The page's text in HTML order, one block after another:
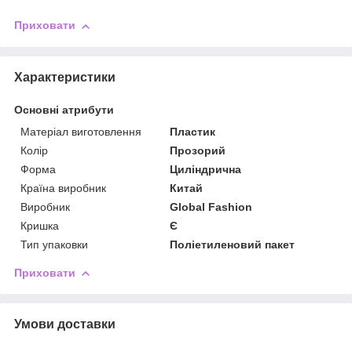
Приховати
Характеристики
Основні атрибути
Матеріал виготовлення
Пластик
Колір
Прозорий
Форма
Циліндрична
Країна виробник
Китай
Виробник
Global Fashion
Кришка
Є
Тип упаковки
Поліетиленовий пакет
Приховати
Умови доставки